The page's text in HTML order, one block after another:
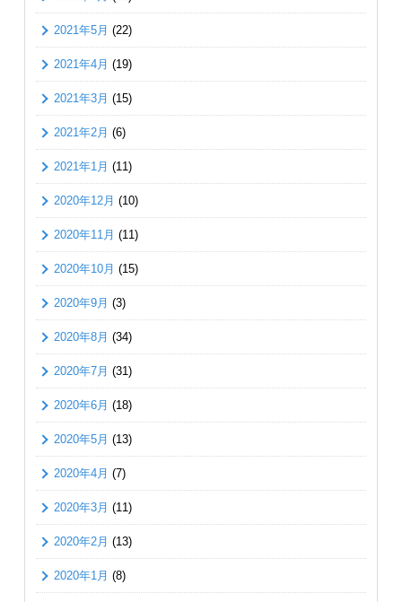
2021年5月 (22)
2021年4月 (19)
2021年3月 (15)
2021年2月 (6)
2021年1月 (11)
2020年12月 (10)
2020年11月 (11)
2020年10月 (15)
2020年9月 (3)
2020年8月 (34)
2020年7月 (31)
2020年6月 (18)
2020年5月 (13)
2020年4月 (7)
2020年3月 (11)
2020年2月 (13)
2020年1月 (8)